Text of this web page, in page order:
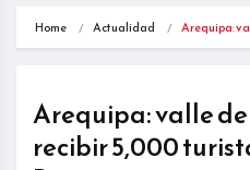
Home Actualidad Arequipa:
Arequipa: valle
recibir 5,000